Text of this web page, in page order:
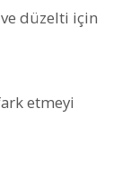
ve düzelti için
etmeyi